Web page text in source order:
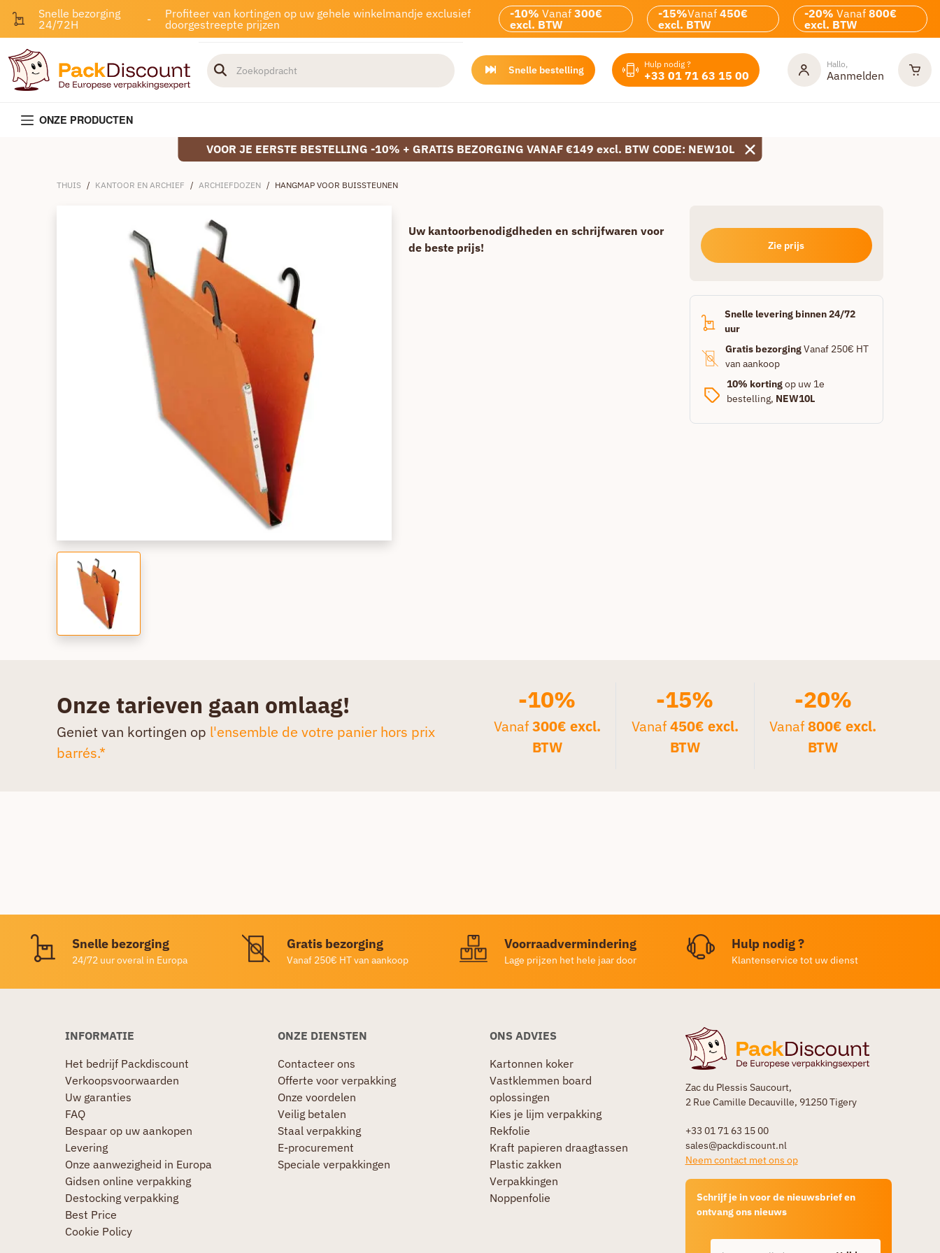
Snelle bezorging
24/72H
-
Profiteer van kortingen op uw gehele winkelmandje exclusief
doorgestreepte prijzen
-10% Vanaf 300€
excl. BTW
-15%Vanaf 450€
excl. BTW
-20% Vanaf 800€
excl. BTW
Snelle bestelling Hulp nodig ?
+33 01 71 63 15 00
Hallo,
Aanmelden
ONZE PRODUCTEN
VOOR JE EERSTE BESTELLING -10% + GRATIS BEZORGING VANAF €149 excl. BTW CODE: NEW10L
THUIS / KANTOOR EN ARCHIEF / ARCHIEFDOZEN / HANGMAP VOOR BUISSTEUNEN
Uw kantoorbenodigdheden en schrijfwaren voor
de beste prijs!
Zie prijs
Snelle levering binnen 24/72
uur
Gratis bezorgingVanaf 250€ HT
van aankoop
10% kortingop uw 1e
bestelling, NEW10L
Onze tarieven gaan omlaag!
Geniet van kortingen op l'ensemble de votre panier hors prix
barrés.*
-10%
Vanaf300€ excl.
BTW
-15%
Vanaf450€ excl.
BTW
-20%
Vanaf800€ excl.
BTW
Snelle bezorging
24/72 uur overal in Europa
Gratis bezorging
Vanaf 250€ HT van aankoop
Voorraadvermindering
Lage prijzen het hele jaar door
Hulp nodig ?
Klantenservice tot uw dienst
Zac du Plessis Saucourt,
2 Rue Camille Decauville, 91250 Tigery
+33 01 71 63 15 00
sales@packdiscount.nl
Neem contact met ons op
Schrijf je in voor de nieuwsbrief en
ontvang ons nieuws
INFORMATIE
Het bedrijf Packdiscount
Verkoopsvoorwaarden
Uw garanties
FAQ
Bespaar op uw aankopen
Levering
Onze aanwezigheid in Europa
Gidsen online verpakking
Destocking verpakking
Best Price
Cookie Policy
ONZE DIENSTEN
Contacteer ons
Offerte voor verpakking
Onze voordelen
Veilig betalen
Staal verpakking
E-procurement
Speciale verpakkingen
ONS ADVIES
Kartonnen koker
Vastklemmen board
oplossingen
Kies je lijm verpakking
Rekfolie
Kraft papieren draagtassen
Plastic zakken
Verpakkingen
Noppenfolie